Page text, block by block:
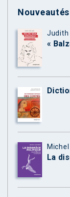
Nouveautés
Judith
«
La